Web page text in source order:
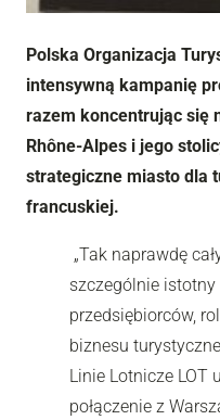
Polska Organizacja
intensywną kampanię
razem koncentrując się
Rhône-Alpes i jego
strategiczne miasto dla
francuskiej.
„Tak naprawdę
szczególnie
przedsiębiorców,
biznesu
Linie Lotnicze LOT
połączenie z